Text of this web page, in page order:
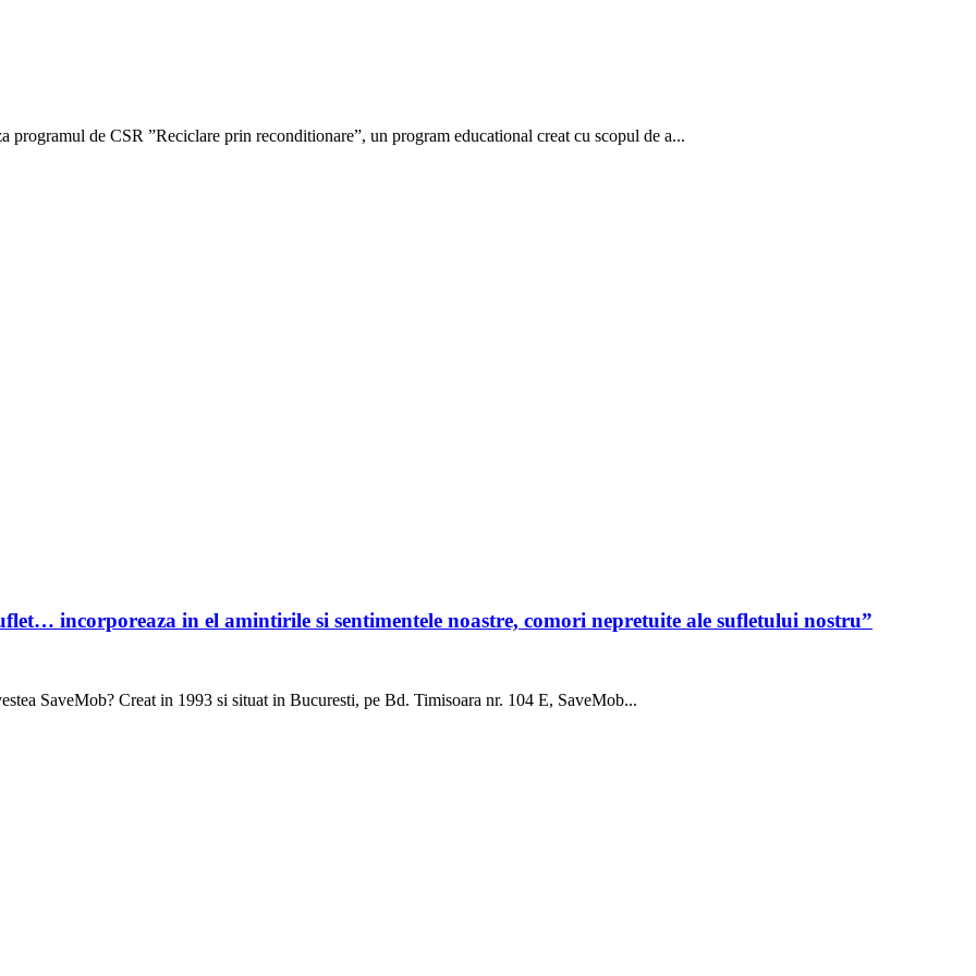
de CSR ”Reciclare prin reconditionare”, un program educational creat cu scopul de a...
incorporeaza in el amintirile si sentimentele noastre, comori nepretuite ale sufletului nostru”
SaveMob? Creat in 1993 si situat in Bucuresti, pe Bd. Timisoara nr. 104 E, SaveMob...